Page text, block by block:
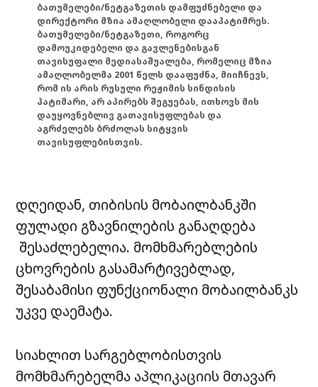
ბათუმელები/ნეტგაზეთის დამფუძნებელი და
დირექტორი მზია ამაღლობელი დააპატიმრეს.
ბათუმელები/ნეტგაზეთი, როგორც
დამოუკიდებელი და გავლენებისგან
თავისუფალი მედიასაშუალება, რომელიც მზია
ამაღლობელმა 2001 წელს დააფუძნა, მიიჩნევს,
რომ ის არის რუსული რეჟიმის სინდისის
პატიმარი, არ აპირებს შეგუებას, ითხოვს მის
დაუყოვნებლივ გათავისუფლებას და
აგრძელებს ბრძოლას სიტყვის
თავისუფლებისთვის.
დღეიდან, თიბისის მობაილბანკში
ფულადი გზავნილების განაღდება
შესაძლებელია. მომხმარებლების
ცხოვრების გასამარტივებლად,
შესაბამისი ფუნქციონალი მობაილბანკს
უკვე დაემატა.
სიახლით სარგებლობისთვის
მომხმარებელმა აპლიკაციის მთავარ